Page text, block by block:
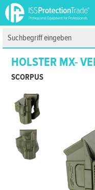
HOLSTER MX-
SCORPUS